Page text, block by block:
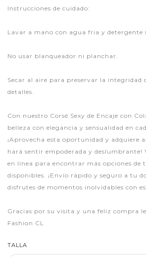
Instrucciones de cuidado:
Lavar a mano con agua fria y detergente
No usar blanqueador ni planchar.
Secar al aire para preservar la integridad
detalles.
Con nuestro Corsé Sexy de Encaje con
belleza con elegancia y sensualidad en
¡Aprovecha esta oportunidad y adquiere
hará sentir empoderada y deslumbrante!
en línea para encontrar más opciones de
disponibles. ¡Envío rápido y seguro a tu
disfrutes de momentos inolvidables con
Gracias por su visita y una feliz compra
Fashion CL
TALLA